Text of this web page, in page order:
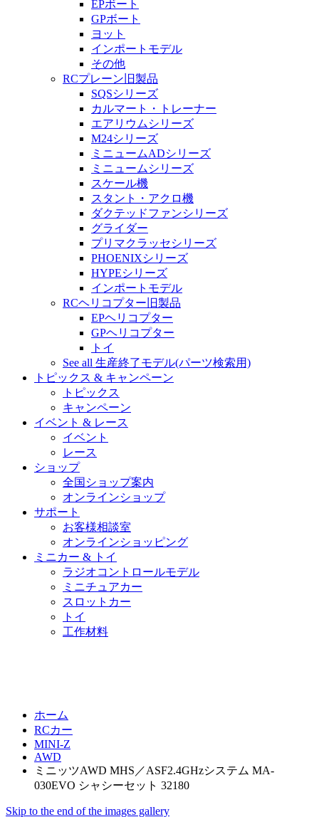
EPボート
GPボート
ヨット
インポートモデル
その他
RCプレーン旧製品
SQSシリーズ
カルマート・トレーナー
エアリウムシリーズ
M24シリーズ
ミニュームADシリーズ
ミニュームシリーズ
スケール機
スタント・アクロ機
ダクテッドファンシリーズ
グライダー
プリマクラッセシリーズ
PHOENIXシリーズ
HYPEシリーズ
インポートモデル
RCヘリコプター旧製品
EPヘリコプター
GPヘリコプター
トイ
See all 生産終了モデル(パーツ検索用)
トピックス & キャンペーン
トピックス
キャンペーン
イベント & レース
イベント
レース
ショップ
全国ショップ案内
オンラインショップ
サポート
お客様相談室
オンラインショッピング
ミニカー & トイ
ラジオコントロールモデル
ミニチュアカー
スロットカー
トイ
工作材料
ホーム
RCカー
MINI-Z
AWD
ミニッツAWD MHS／ASF2.4GHzシステム MA-
030EVO シャシーセット 32180
Skip to the end of the images gallery